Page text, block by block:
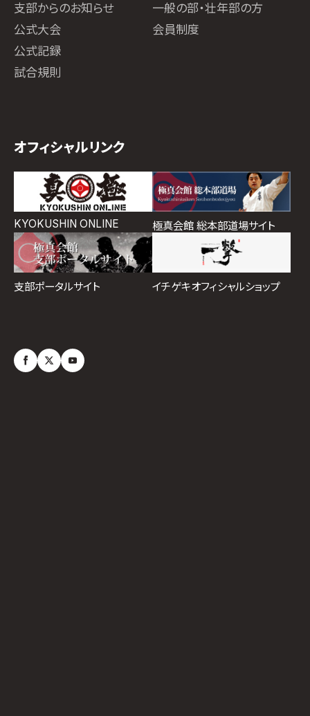
支部からのお知らせ
公式大会
公式記録
試合規則
一般の部・壮年部の方
会員制度
オフィシャルリンク
KYOKUSHIN ONLINE 極真会館 総本部道場サイト
支部ポータルサイト イチゲキオフィシャルショップ